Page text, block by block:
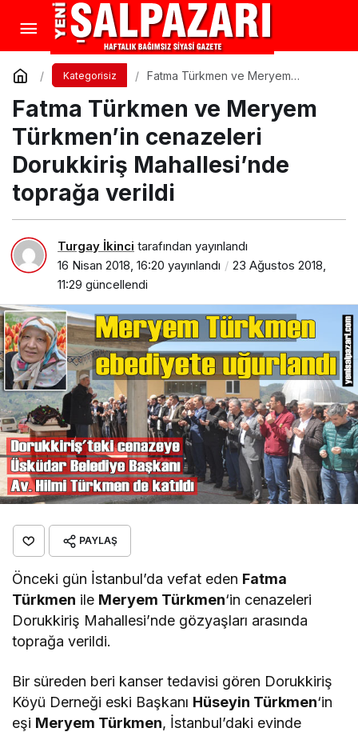
Kategorisiz
Fatma Türkmen ve Meryem
Mahallesi’nde toprağa verildi
Fatma Türkmen ve Meryem
Türkmen’in cenazeleri
Dorukkiriş Mahallesi’nde
toprağa verildi
Turgay İkinci tarafından yayınlandı
16 Nisan 2018, 16:20 yayınlandı
23 Ağustos 2018,
11:29 güncellendi
PAYLAŞ
Önceki gün İstanbul’da vefat eden Fatma
Türkmen ile Meryem Türkmen‘in cenazeleri
Dorukkiriş Mahallesi’nde gözyaşları arasında
toprağa verildi.
Bir süreden beri kanser tedavisi gören Dorukkiriş
Köyü Derneği eski Başkanı Hüseyin Türkmen‘in
eşi Meryem Türkmen, İstanbul’daki evinde